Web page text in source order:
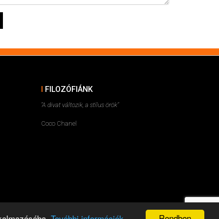
FILOZÓFIÁNK
"A divat változik, a stílus örök"
Coco Chanel